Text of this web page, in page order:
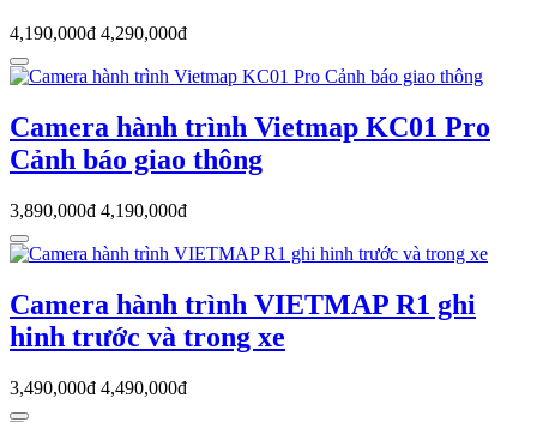
4,190,000đ 4,290,000đ
Camera hành trình Vietmap KC01 Pro
Cảnh báo giao thông
3,890,000đ 4,190,000đ
Camera hành trình VIETMAP R1 ghi
hinh trước và trong xe
3,490,000đ 4,490,000đ